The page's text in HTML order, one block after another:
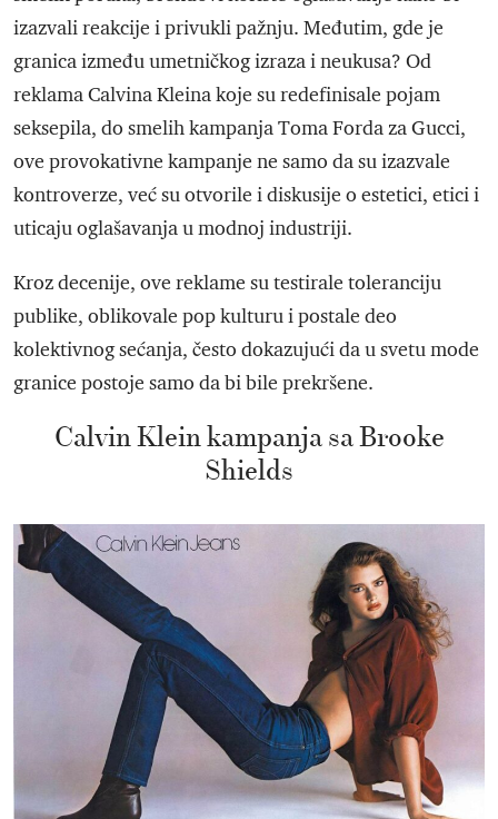
izazvali reakcije i privukli pažnju. Međutim, gde je
granica između umetničkog izraza i neukusa? Od
reklama Calvina Kleina koje su redefinisale pojam
seksepila, do smelih kampanja Toma Forda za Gucci,
ove provokativne kampanje ne samo da su izazvale
kontroverze, već su otvorile i diskusije o estetici, etici i
uticaju oglašavanja u modnoj industriji.
Kroz decenije, ove reklame su testirale toleranciju
publike, oblikovale pop kulturu i postale deo
kolektivnog sećanja, često dokazujući da u svetu mode
granice postoje samo da bi bile prekršene.
Calvin Klein kampanja sa Brooke
Shields